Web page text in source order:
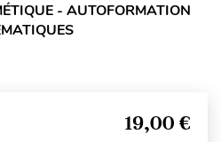
- AUTOFORMATION
19,00 €